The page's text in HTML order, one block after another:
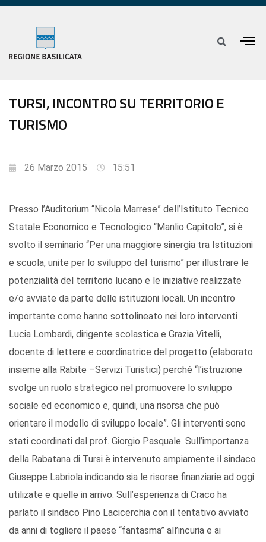
TURSI, INCONTRO SU TERRITORIO E
TURISMO
26 Marzo 2015 15:51
Presso l’Auditorium “Nicola Marrese” dell’Istituto Tecnico
Statale Economico e Tecnologico “Manlio Capitolo”, si è
svolto il seminario “Per una maggiore sinergia tra Istituzioni
e scuola, unite per lo sviluppo del turismo” per illustrare le
potenzialità del territorio lucano e le iniziative realizzate
e/o avviate da parte delle istituzioni locali. Un incontro
importante come hanno sottolineato nei loro interventi
Lucia Lombardi, dirigente scolastica e Grazia Vitelli,
docente di lettere e coordinatrice del progetto (elaborato
insieme alla Rabite –Servizi Turistici) perché “l’istruzione
svolge un ruolo strategico nel promuovere lo sviluppo
sociale ed economico e, quindi, una risorsa che può
orientare il modello di sviluppo locale”. Gli interventi sono
stati coordinati dal prof. Giorgio Pasquale. Sull’importanza
della Rabatana di Tursi è intervenuto ampiamente il sindaco
Giuseppe Labriola indicando sia le risorse finanziarie ad oggi
utilizate e quelle in arrivo. Sull’esperienza di Craco ha
parlato il sindaco Pino Lacicerchia con il tentativo avviato
da anni di togliere il paese “fantasma” all’incuria e ai